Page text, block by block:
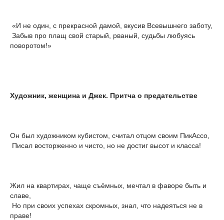
«И не один, с прекрасной дамой, вкусив Всевышнего заботу,
Забыв про плащ свой старый, рваный, судьбы любуясь
поворотом!»
Художник, женщина и Джек. Притча о предательстве
Он был художником кубистом, считал отцом своим ПикАссо,
Писал восторженно и чисто, но не достиг высот и класса!
Жил на квартирах, чаще съёмных, мечтал в фаворе быть и
славе,
Но при своих успехах скромных, знал, что надеяться не в
праве!